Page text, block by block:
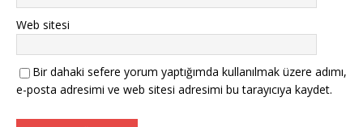
Web sitesi
Bir dahaki sefere yorum yaptığımda kullanılmak üzere adımı,
e-posta adresimi ve web sitesi adresimi bu tarayıcıya kaydet.